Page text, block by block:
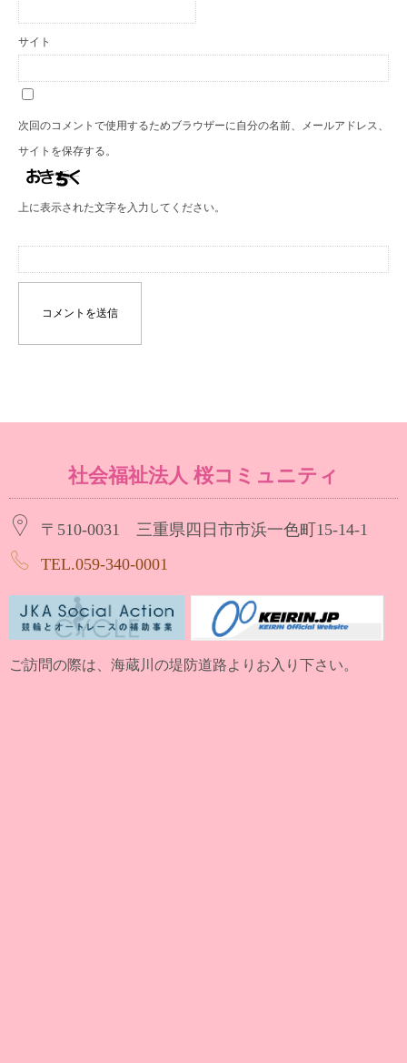
サイト
次回のコメントで使用するためブラウザーに自分の名前、メールアドレス、
サイトを保存する。
上に表示された文字を入力してください。
社会福祉法人 桜コミュニティ
〒510-0031 三重県四日市市浜一色町15-14-1
TEL.059-340-0001
ご訪問の際は、海蔵川の堤防道路よりお入り下さい。